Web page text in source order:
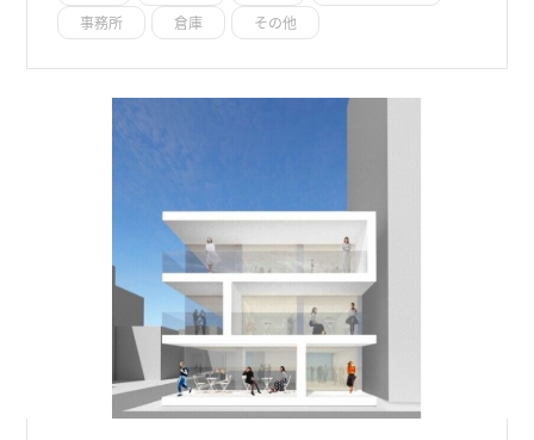
事務所
倉庫 その他